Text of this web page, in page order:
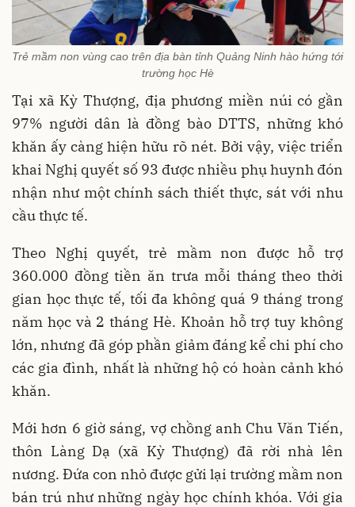
Trẻ mầm non vùng cao trên địa bàn tỉnh Quảng Ninh hào hứng tới
trường học Hè
Tại xã Kỳ Thượng, địa phương miền núi có gần
97% người dân là đồng bào DTTS, những khó
khăn ấy càng hiện hữu rõ nét. Bởi vậy, việc triển
khai Nghị quyết số 93 được nhiều phụ huynh đón
nhận như một chính sách thiết thực, sát với nhu
cầu thực tế.
Theo Nghị quyết, trẻ mầm non được hỗ trợ
360.000 đồng tiền ăn trưa mỗi tháng theo thời
gian học thực tế, tối đa không quá 9 tháng trong
năm học và 2 tháng Hè. Khoản hỗ trợ tuy không
lớn, nhưng đã góp phần giảm đáng kể chi phí cho
các gia đình, nhất là những hộ có hoàn cảnh khó
khăn.
Mới hơn 6 giờ sáng, vợ chồng anh Chu Văn Tiến,
thôn Làng Dạ (xã Kỳ Thượng) đã rời nhà lên
nương. Đứa con nhỏ được gửi lại trường mầm non
bán trú như những ngày học chính khóa. Với gia